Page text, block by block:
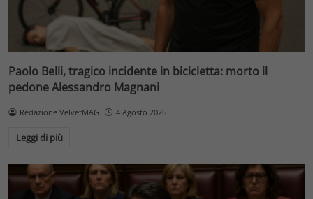
Paolo Belli, tragico incidente in bicicletta: morto il
pedone Alessandro Magnani
Redazione VelvetMAG 4 Agosto 2026
Leggi di più